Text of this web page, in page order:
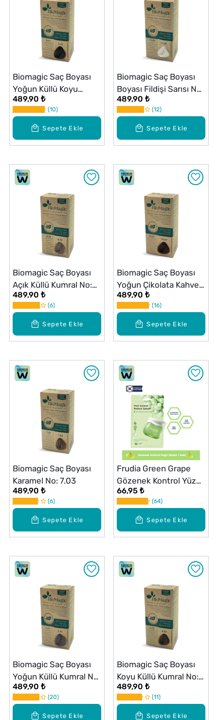
Sepete Ekle
Biomagic Saç Boyası
Yoğun Küllü Koyu
Kumral No: 6.11
489,90 ₺
10
Sepete Ekle
Biomagic Saç Boyası
Boyası Fildişi Sarısı No:
11.00
489,90 ₺
12
Sepete Ekle
Biomagic Saç Boyası
Açık Küllü Kumral No:
8.72
489,90 ₺
6
Sepete Ekle
Biomagic Saç Boyası
Yoğun Çikolata Kahve
No: 55.07
489,90 ₺
16
Sepete Ekle
Biomagic Saç Boyası
Karamel No: 7.03
489,90 ₺
6
Sepete Ekle
Frudia Green Grape
Gözenek Kontrol Yüz
Maskesi 1 Adet
66,95 ₺
64
Sepete Ekle
Biomagic Saç Boyası
Yoğun Küllü Kumral No:
7.11
489,90 ₺
20
Sepete Ekle
Biomagic Saç Boyası
Koyu Küllü Kumral No:
6.72
489,90 ₺
11